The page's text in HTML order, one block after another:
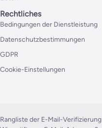
Rechtliches
Bedingungen der Dienstleistung
Datenschutzbestimmungen
GDPR
Cookie-Einstellungen
Rangliste der E-Mail-Verifizierung